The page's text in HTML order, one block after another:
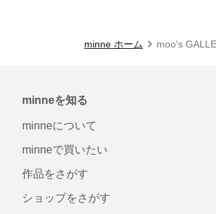
minne ホーム moo's
minneを知る
minneについて
minneで買いたい
作品をさがす
ショップをさがす